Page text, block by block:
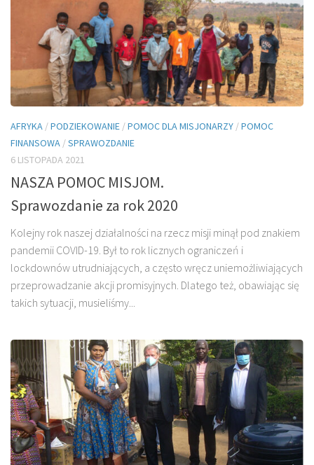
AFRYKA /PODZIEKOWANIE /POMOC DLA MISJONARZY /POMOC
FINANSOWA /SPRAWOZDANIE
6 LISTOPADA 2021
NASZA POMOC MISJOM.
Sprawozdanie za rok 2020
Kolejny rok naszej działalności na rzecz misji minął pod znakiem
pandemii COVID-19. Był to rok licznych ograniczeń i
lockdownów utrudniających, a często wręcz uniemożliwiających
przeprowadzanie akcji promisyjnych. Dlatego też, obawiając się
takich sytuacji, musieliśmy...